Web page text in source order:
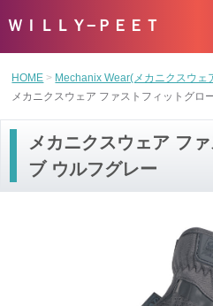
ＷＩＬＬＹ−ＰＥＥＴ
HOME Mechanix Wear(メカニクスウェ
メカニクスウェア ファストフィットグロ
メカニクスウェア フ
ブ ウルフグレー